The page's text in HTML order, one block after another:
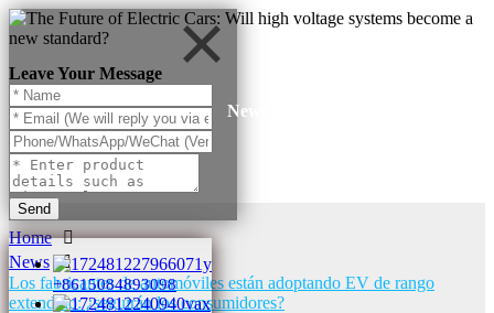
Leave Your Message
Send
+8615084893098
News
Home
News
Los fabricantes de automóviles están adoptando EV de rango
extendido: ¿seguirán los consumidores?